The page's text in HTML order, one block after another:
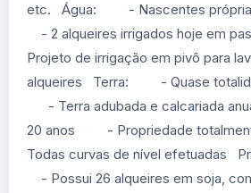
etc. Água: - Nascentes
- 2 alqueires irrigados hoje em
Projeto de irrigação em pivô para
alqueires Terra: - Quase
- Terra adubada e calcariada
20 anos - Propriedade
Todas curvas de nível efetuadas
- Possui 26 alqueires em soja,